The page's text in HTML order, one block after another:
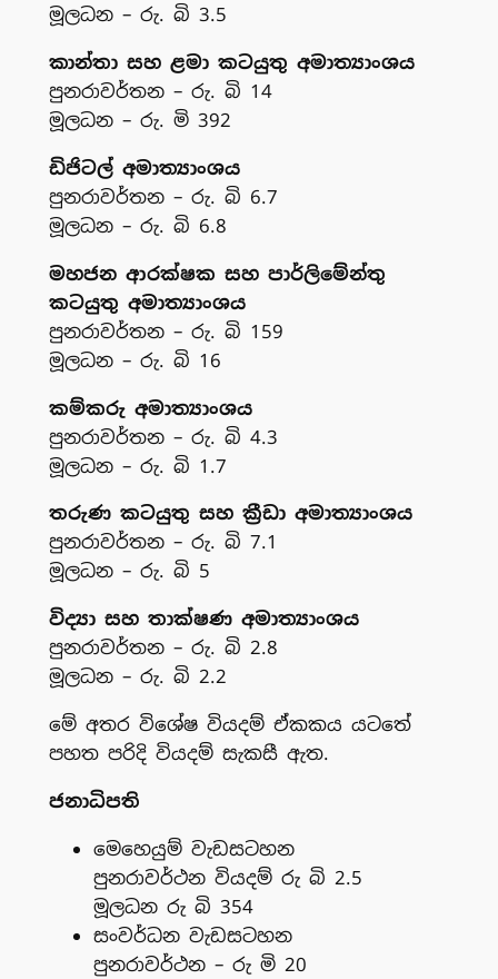
මූලධන – රු. බි 3.5
කාන්තා සහ ළමා කටයුතු අමාත්‍යාංශය
පුනරාවර්තන – රු. බි 14
මූලධන – රු. මි 392
ඩිජිටල් අමාත්‍යාංශය
පුනරාවර්තන – රු. බි 6.7
මූලධන – රු. බි 6.8
මහජන ආරක්ෂක සහ පාර්ලිමේන්තු
කටයුතු අමාත්‍යාංශය
පුනරාවර්තන – රු. බි 159
මූලධන – රු. බි 16
කම්කරු අමාත්‍යාංශය
පුනරාවර්තන – රු. බි 4.3
මූලධන – රු. බි 1.7
තරුණ කටයුතු සහ ක්‍රීඩා අමාත්‍යාංශය
පුනරාවර්තන – රු. බි 7.1
මූලධන – රු. බි 5
විද්‍යා සහ තාක්ෂණ අමාත්‍යාංශය
පුනරාවර්තන – රු. බි 2.8
මූලධන – රු. බි 2.2
මේ අතර විශේෂ වියදම් ඒකකය යටතේ
පහත පරිදි වියදම් සැකසී ඇත.
ජනාධිපති
මෙහෙයුම් වැඩසටහන
පුනරාවර්ථන වියදම් රු බි 2.5
මූලධන රු බි 354
සංවර්ධන වැඩසටහන
පුනරාවර්ථන – රු මි 20